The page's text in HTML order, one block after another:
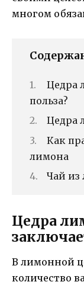
многом
Цедра
польза?
Цедра
Как
лимона
Чай
Цедра
В лимонной
количество